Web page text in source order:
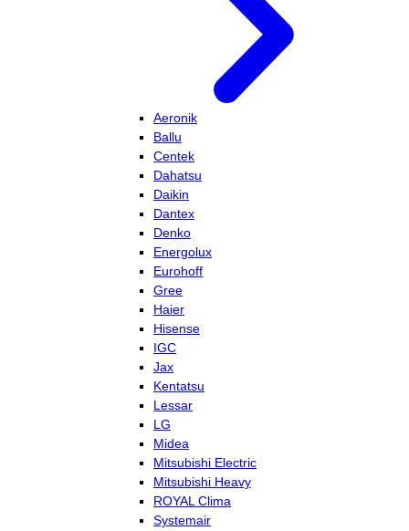
Aeronik
Ballu
Centek
Dahatsu
Daikin
Dantex
Denko
Energolux
Eurohoff
Gree
Haier
Hisense
IGC
Jax
Kentatsu
Lessar
LG
Midea
Mitsubishi Electric
Mitsubishi Heavy
ROYAL Clima
Systemair